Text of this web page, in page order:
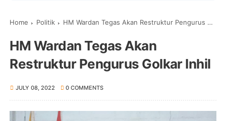
Home Politik HM Wardan Tegas Akan Restruktur Pengurus Golkar Inhil
HM Wardan Tegas Akan
Restruktur Pengurus Golkar Inhil
JULY 08, 2022 0 COMMENTS